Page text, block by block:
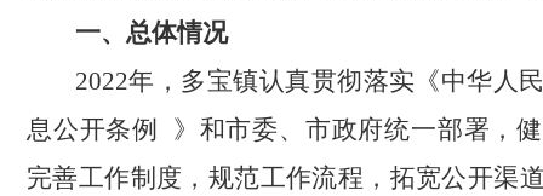
一、总体情况
2022年，多宝镇认真贯彻落实《中华人
息公开条例
》和市委、市政府统一部署，
完善工作制度，规范工作流程，拓宽公开渠